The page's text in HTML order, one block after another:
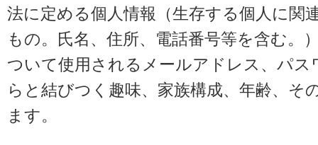
法に定める個人情報（生存する個人に関
もの。氏名、住所、電話番号等を含む。
ついて使用されるメールアドレス、パ
らと結びつく趣味、家族構成、年齢、そ
ます。